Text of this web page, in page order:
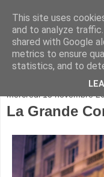
mercredi 13 novembre
La Grande
This site uses
and to analyze
shared with Google
metrics to ensure
statistics, and to